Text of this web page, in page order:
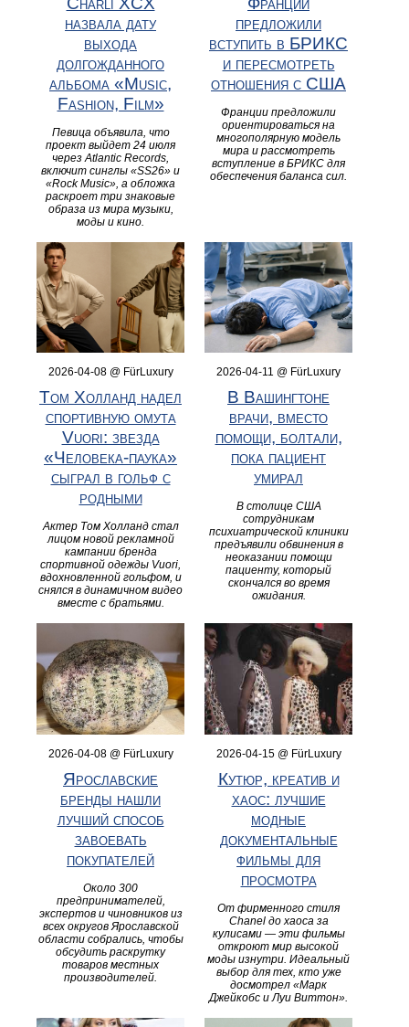
назвала дату
выхода
долгожданного
альбома «Music,
Fashion, Film»
Певица объявила, что
проект выйдет 24 июля
через Atlantic Records,
включит синглы «SS26» и
«Rock Music», а обложка
раскроет три знаковые
образа из мира музыки,
моды и кино.
предложили
вступить в БРИКС
и пересмотреть
отношения с США
Франции предложили
ориентироваться на
многополярную модель
мира и рассмотреть
вступление в БРИКС для
обеспечения баланса сил.
2026-04-08 @ FürLuxury
Том Холланд надел
спортивную омута
Vuori: звезда
«Человека-паука»
сыграл в гольф с
родными
Актер Том Холланд стал
лицом новой рекламной
кампании бренда
спортивной одежды Vuori,
вдохновленной гольфом, и
снялся в динамичном видео
вместе с братьями.
2026-04-11 @ FürLuxury
В Вашингтоне
врачи, вместо
помощи, болтали,
пока пациент
умирал
В столице США
сотрудникам
психиатрической клиники
предъявили обвинения в
неоказании помощи
пациенту, который
скончался во время
ожидания.
2026-04-08 @ FürLuxury
Ярославские
бренды нашли
лучший способ
завоевать
покупателей
Около 300
предпринимателей,
экспертов и чиновников из
всех округов Ярославской
области собрались, чтобы
обсудить раскрутку
товаров местных
производителей.
2026-04-15 @ FürLuxury
Кутюр, креатив и
хаос: лучшие
модные
документальные
фильмы для
просмотра
От фирменного стиля
Chanel до хаоса за
кулисами — эти фильмы
откроют мир высокой
моды изнутри. Идеальный
выбор для тех, кто уже
досмотрел «Марк
Джейкобс и Луи Виттон».